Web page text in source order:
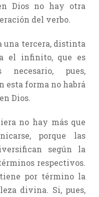
Dios no hay otra
del verbo.
una tercera, distinta
el infinito, que es
necesario, pues,
esta forma no habrá
Dios.
no hay más que
porque las
según la
respectivos.
por término la
divina. Si, pues,